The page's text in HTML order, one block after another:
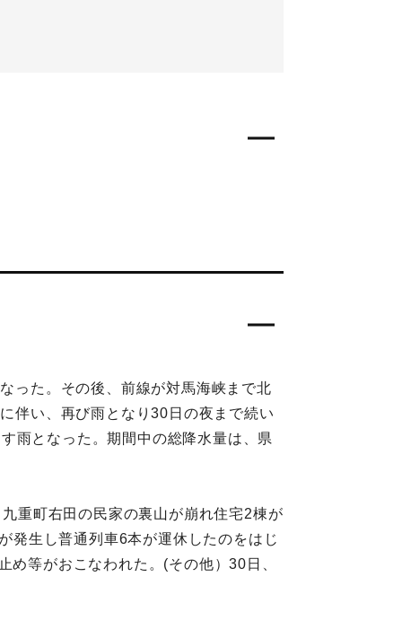
った。その後、前線が対馬海峡まで北
伴い、再び雨となり30日の夜まで続い
雨となった。期間中の総降水量は、県
重町右田の民家の裏山が崩れ住宅2棟が
発生し普通列車6本が運休したのをはじ
等がおこなわれた。(その他）30日、